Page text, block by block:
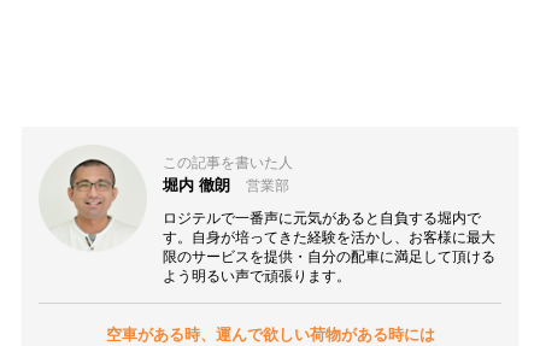
この記事を書いた人
堀内 徹朗 営業部
ロジテルで一番声に元気があると自負する堀内で
す。自身が培ってきた経験を活かし、お客様に最大
限のサービスを提供・自分の配車に満足して頂ける
よう明るい声で頑張ります。
空車がある時、運んで欲しい荷物がある時には